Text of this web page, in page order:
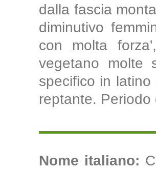
dalla fascia
diminutivo
con molta
vegetano molte
specifico in
reptante.
Nome italiano: